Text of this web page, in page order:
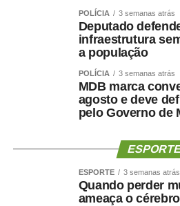
POLÍCIA 3 semanas atrás
Deputado
infraestrutura
a população
POLÍCIA 3 semanas atrás
MDB marca
agosto e deve
pelo Governo de
ESPORTE 3 semanas atrás
Quando perder
ameaça o cérebro